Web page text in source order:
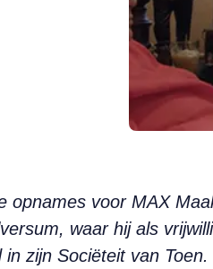
opnames voor MAX
waar hij als
zijn Sociëteit van